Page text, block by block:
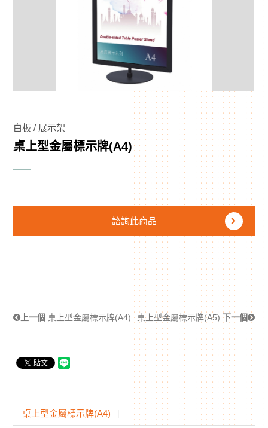
白板 / 展示架
桌上型金屬標示牌(A4)
諮詢此商品
上一個 桌上型金屬標示牌(A4) 桌上型金屬標示牌(A5) 下一個
桌上型金屬標示牌(A4)